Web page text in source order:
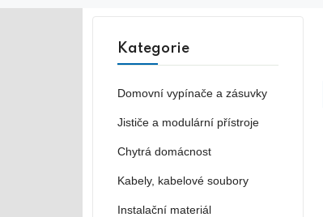
Kategorie
Domovní vypínače a zásuvky
Jističe a modulární přístroje
Chytrá domácnost
Kabely, kabelové soubory
Instalační materiál